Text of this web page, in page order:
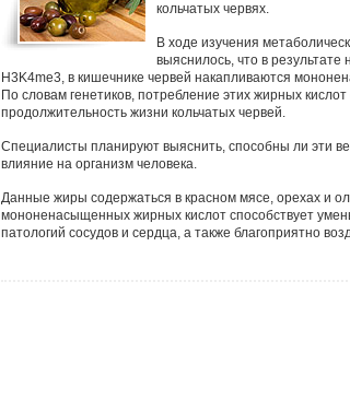
кольчатых червях.
В ходе изучения
выяснилось, что в результате
H3K4me3, в кишечнике червей накапливаются
По словам генетиков, потребление этих жирных
продолжительность жизни кольчатых червей.
Специалисты планируют выяснить, способны ли эти
влияние на организм человека.
Данные жиры содержаться в красном мясе, орехах и
мононенасыщенных жирных кислот способствует
патологий сосудов и сердца, а также благоприятно